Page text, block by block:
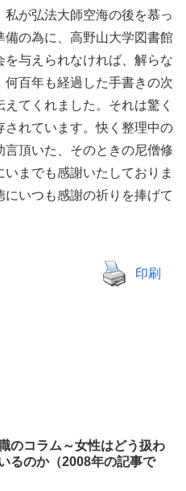
が弘法大師空海の後を慕っ
の為に、高野山大学図書館
与えられなければ、解らな
百年も経過した手書きの次
てくれました。それは驚く
れています。快く整理中の
頂いた、そのときの尼僧修
までも感謝いたしておりま
いつも感謝の祈りを捧げて
印刷
のコラム～女性はどう扱わ
るのか（2008年の記事で